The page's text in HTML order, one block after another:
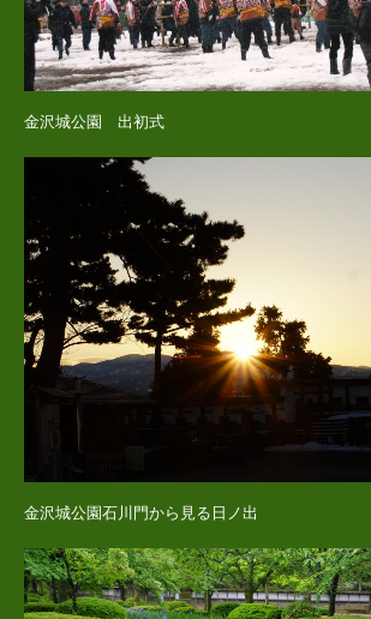
金沢城公園 出初式
金沢城公園石川門から見る日ノ出